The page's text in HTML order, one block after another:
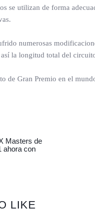
se utilizan de forma
numerosas
la longitud total del
de Gran Premio en el
Masters de
ahora con
LIKE